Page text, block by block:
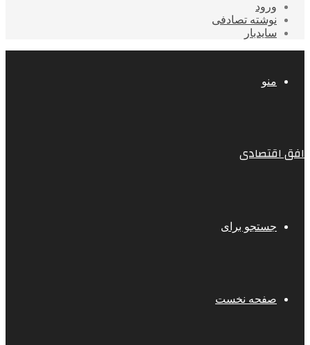
ورود
نوشته تصادفی
سایدبار
منو
افق اقتصادی
جستجو برای
صفحه نخست